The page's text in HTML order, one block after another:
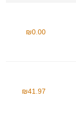
₪0.00
₪41.97